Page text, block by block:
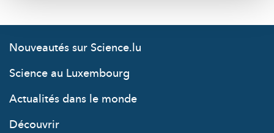
Nouveautés sur Science.lu
Science au Luxembourg
Actualités dans le monde
Découvrir